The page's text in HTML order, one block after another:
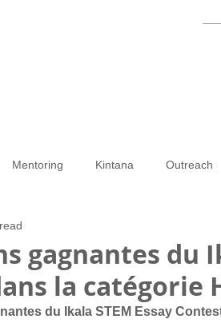
Mentoring Kintana Outreach
gagnantes du
la catégorie
du Ikala STEM Essay